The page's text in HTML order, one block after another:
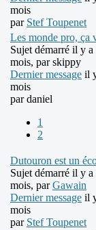
mois
par Stef Toupenet
Les monde pro, ça
Sujet démarré il y a
mois, parskippy
Dernier message il
mois
pardaniel
1
2
Dutouron est un
Sujet démarré il y a
mois, parGawain
Dernier message il
mois
par Stef Toupenet